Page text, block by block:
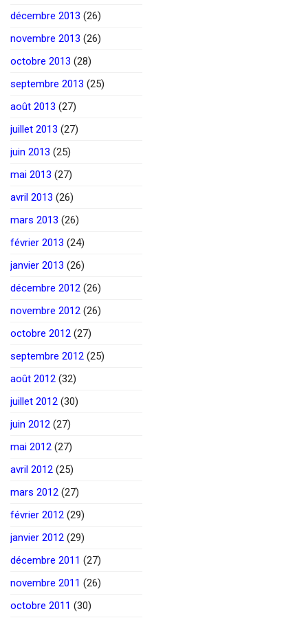
décembre 2013 (26)
novembre 2013 (26)
octobre 2013 (28)
septembre 2013 (25)
août 2013 (27)
juillet 2013 (27)
juin 2013 (25)
mai 2013 (27)
avril 2013 (26)
mars 2013 (26)
février 2013 (24)
janvier 2013 (26)
décembre 2012 (26)
novembre 2012 (26)
octobre 2012 (27)
septembre 2012 (25)
août 2012 (32)
juillet 2012 (30)
juin 2012 (27)
mai 2012 (27)
avril 2012 (25)
mars 2012 (27)
février 2012 (29)
janvier 2012 (29)
décembre 2011 (27)
novembre 2011 (26)
octobre 2011 (30)